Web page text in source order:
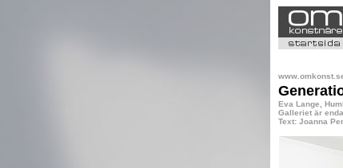
Eva Lange,
Galleriet är
Text: Joanna